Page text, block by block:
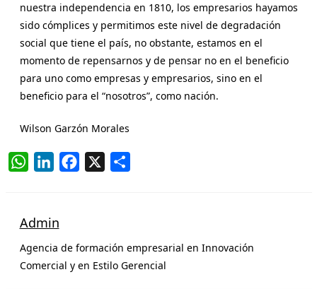
nuestra independencia en 1810, los empresarios hayamos
sido cómplices y permitimos este nivel de degradación
social que tiene el país, no obstante, estamos en el
momento de repensarnos y de pensar no en el beneficio
para uno como empresas y empresarios, sino en el
beneficio para el “nosotros”, como nación.
Wilson Garzón Morales
W
t
A
k
d
b
o
r
Admin
Agencia de formación empresarial en Innovación
Comercial y en Estilo Gerencial